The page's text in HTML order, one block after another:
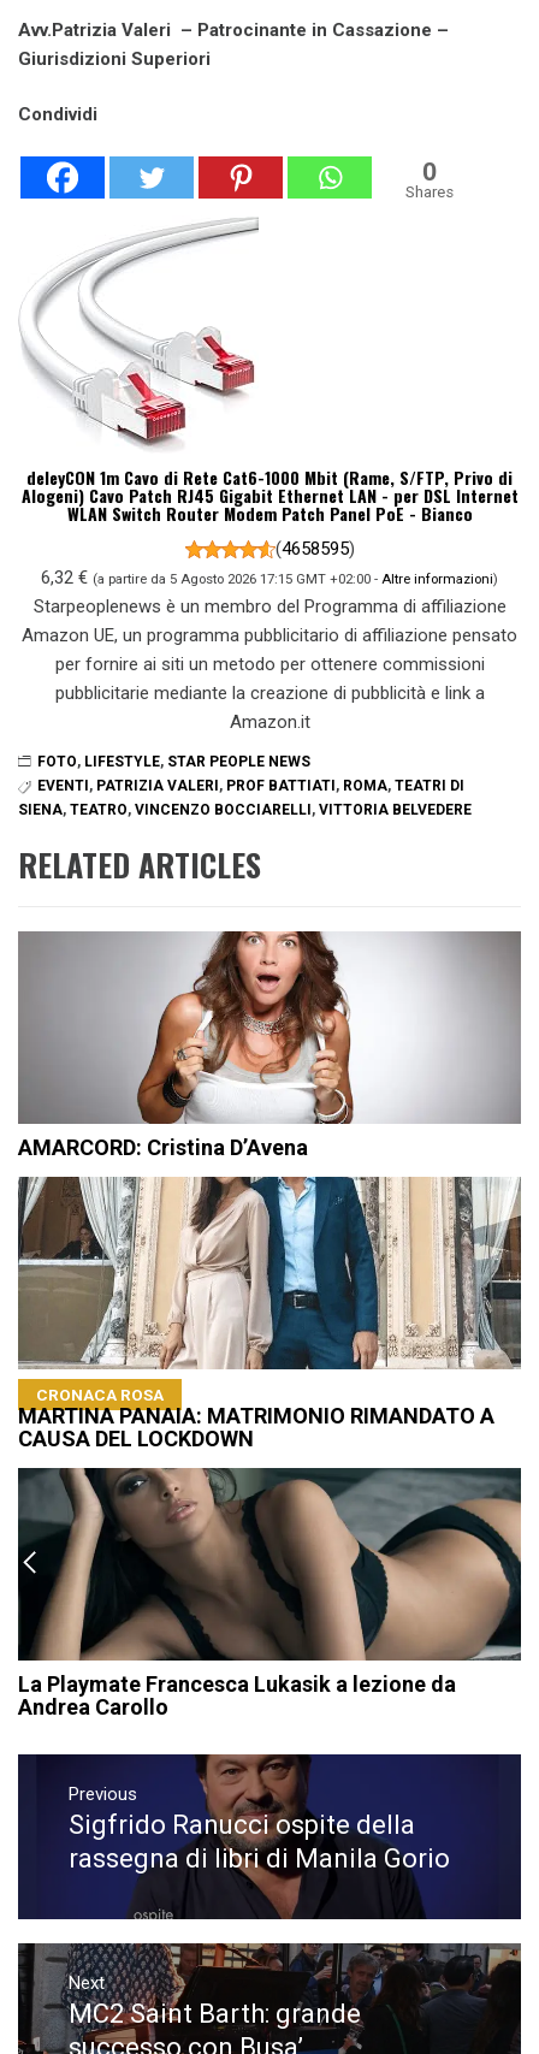
Avv.Patrizia Valeri – Patrocinante in Cassazione –
Giurisdizioni Superiori
Condividi
0
Shares
deleyCON 1m Cavo di Rete Cat6-1000 Mbit (Rame, S/FTP, Privo di
Alogeni) Cavo Patch RJ45 Gigabit Ethernet LAN - per DSL Internet
WLAN Switch Router Modem Patch Panel PoE - Bianco
(4658595)
6,32 € (a partire da 5 Agosto 2026 17:15 GMT +02:00 - Altre informazioni)
Starpeoplenews è un membro del Programma di affiliazione
Amazon UE, un programma pubblicitario di affiliazione pensato
per fornire ai siti un metodo per ottenere commissioni
pubblicitarie mediante la creazione di pubblicità e link a
Amazon.it
FOTO, LIFESTYLE, STAR PEOPLE NEWS
EVENTI , PATRIZIA VALERI , PROF BATTIATI , ROMA, TEATRI DI
SIENA, TEATRO, VINCENZO BOCCIARELLI, VITTORIA BELVEDERE
RELATED ARTICLES
AMARCORD: Cristina D’Avena
CRONACA ROSA
MARTINA PANAIA: MATRIMONIO RIMANDATO A
CAUSA DEL LOCKDOWN
La Playmate Francesca Lukasik a lezione da
Andrea Carollo
Navigazione
articoli
Previous
Previous
post:
Sigfrido Ranucci ospite della
rassegna di libri di Manila Gorio
Next
Next
post:
MC2 Saint Barth: grande
successo con Busa’